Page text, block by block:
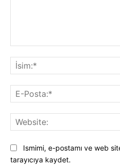
Ismimi, e-postamı ve web
tarayıcıya kaydet.